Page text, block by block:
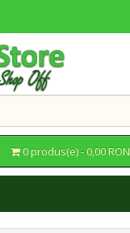
0 produs(e) - 0,00 RON